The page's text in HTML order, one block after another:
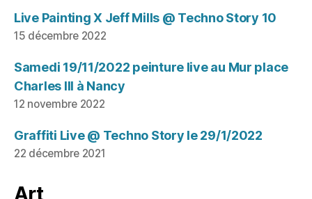
Live Painting X Jeff Mills @ Techno Story 10
15 décembre 2022
Samedi 19/11/2022 peinture live au Mur place
Charles III à Nancy
12 novembre 2022
Graffiti Live @ Techno Story le 29/1/2022
22 décembre 2021
Art